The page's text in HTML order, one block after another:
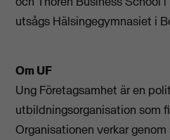
utsågs Hälsingegymnasiet i
Om UF
Ung Företagsamhet är en
utbildningsorganisation som
Organisationen verkar